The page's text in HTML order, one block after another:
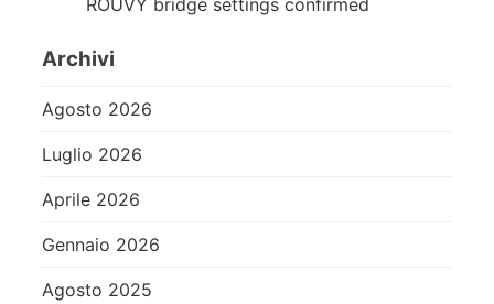
ROUVY bridge settings confirmed
Archivi
Agosto 2026
Luglio 2026
Aprile 2026
Gennaio 2026
Agosto 2025